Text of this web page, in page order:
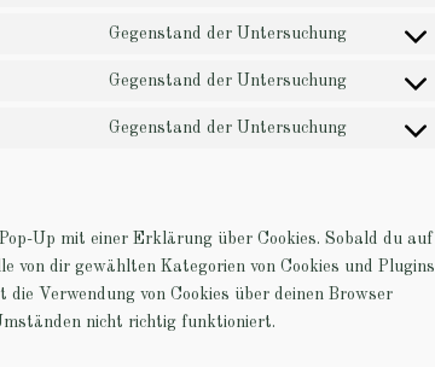
Gegenstand der Untersuchung
Gegenstand der Untersuchung
Gegenstand der Untersuchung
Up mit einer Erklärung über Cookies. Sobald du auf
von dir gewählten Kategorien von Cookies und Plugins
Verwendung von Cookies über deinen Browser
nicht richtig funktioniert.